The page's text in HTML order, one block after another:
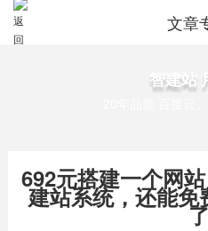
文章
智建站
692元搭建一个网站
建站系统，还能